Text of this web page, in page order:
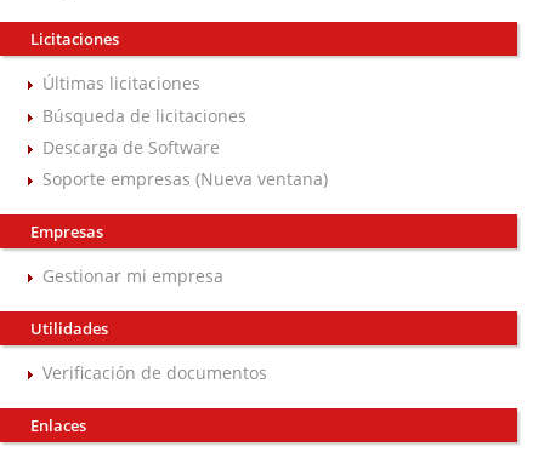
Licitaciones
Últimas licitaciones
Búsqueda de licitaciones
Descarga de Software
Soporte empresas (Nueva ventana)
Empresas
Gestionar mi empresa
Utilidades
Verificación de documentos
Enlaces